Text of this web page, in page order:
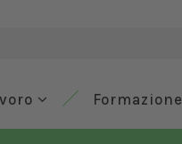
Formazione